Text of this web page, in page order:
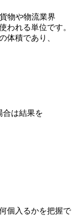
物や物流業界
われる単位です。
体積であり、
合は結果を
個入るかを把握で